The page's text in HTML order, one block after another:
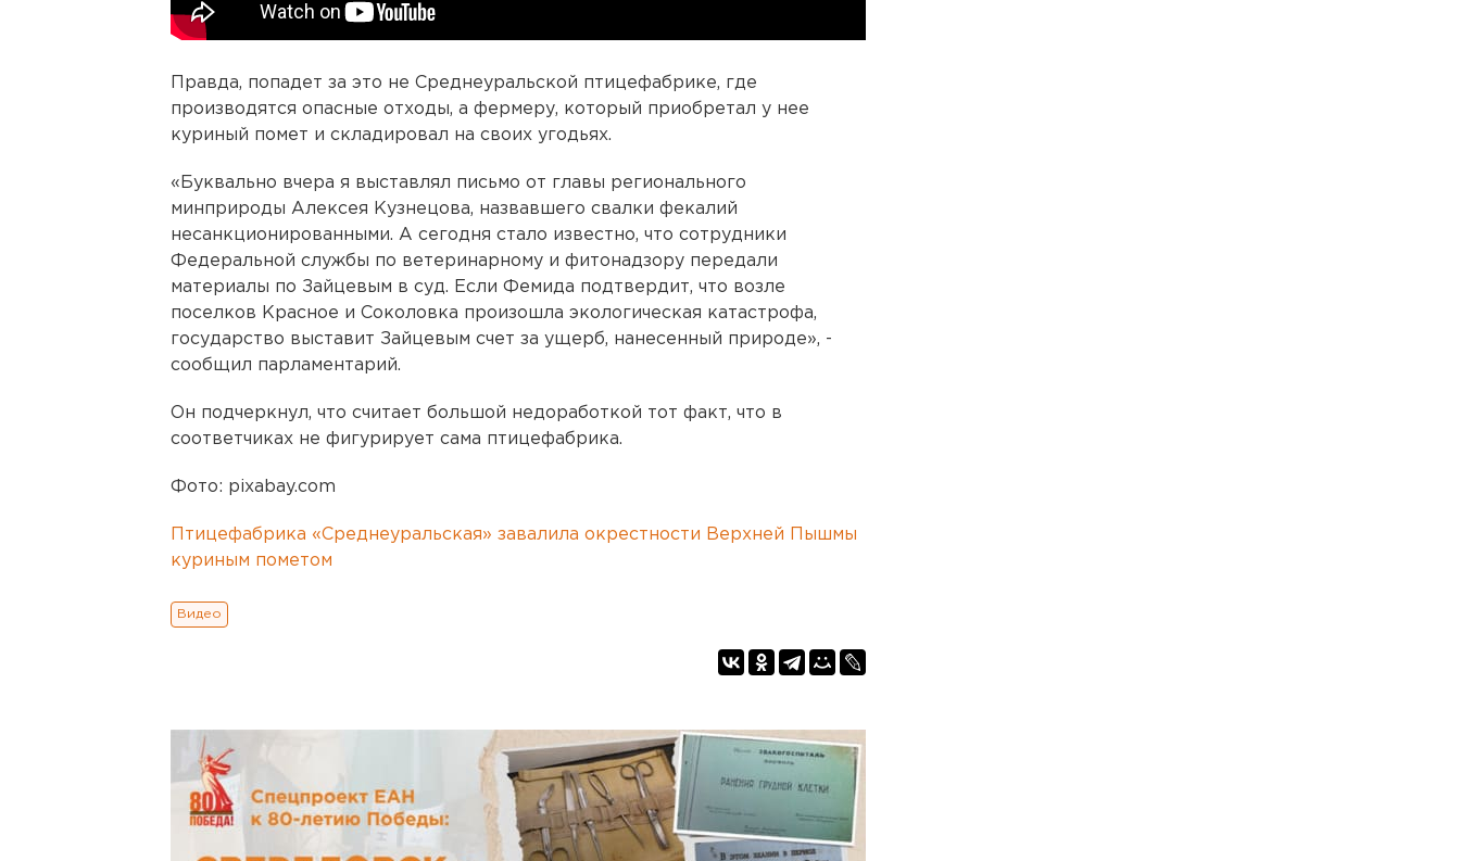
Правда, попадет за это не Среднеуральской птицефабрике, где
производятся опасные отходы, а фермеру, который приобретал у нее
куриный помет и складировал на своих угодьях.
«Буквально вчера я выставлял письмо от главы регионального
минприроды Алексея Кузнецова, назвавшего свалки фекалий
несанкционированными. А сегодня стало известно, что сотрудники
Федеральной службы по ветеринарному и фитонадзору передали
материалы по Зайцевым в суд. Если Фемида подтвердит, что возле
поселков Красное и Соколовка произошла экологическая катастрофа,
государство выставит Зайцевым счет за ущерб, нанесенный природе», -
сообщил парламентарий.
Он подчеркнул, что считает большой недоработкой тот факт, что в
соответчиках не фигурирует сама птицефабрика.
Фото: pixabay.com
Птицефабрика «Среднеуральская» завалила окрестности Верхней Пышмы
куриным пометом
Видео